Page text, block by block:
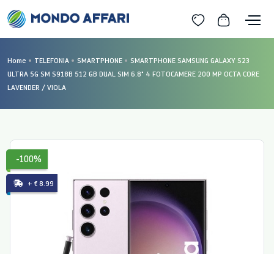
Home TELEFONIA SMARTPHONE
SMARTPHONE SAMSUNG GALAXY S23
ULTRA 5G SM S918B 512 GB DUAL SIM 6.8" 4 FOTOCAMERE 200 MP OCTA CORE
LAVENDER / VIOLA
-100%
+ € 8.99